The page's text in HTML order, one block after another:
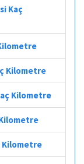
Kaç
Kilometre
Kilometre
Kilometre